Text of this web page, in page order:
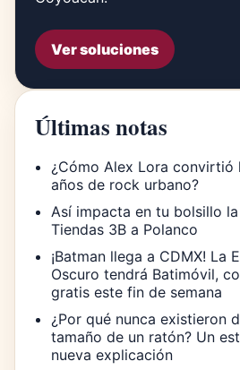
Ver soluciones
Últimas notas
¿Cómo Alex Lora convirtió
años de rock urbano?
Así impacta en tu bolsillo
Tiendas 3B a Polanco
¡Batman llega a CDMX! La
Oscuro tendrá Batimóvil,
gratis este fin de semana
¿Por qué nunca existieron
tamaño de un ratón? Un
nueva explicación